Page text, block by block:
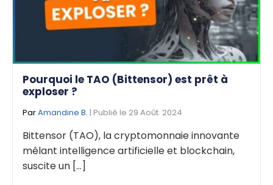
Pourquoi le TAO (Bittensor) est prêt à
exploser ?
ParAmandine B. | Publié le 29 Août. 2024
Bittensor (TAO), la cryptomonnaie innovante
mêlant intelligence artificielle et blockchain,
suscite un [...]